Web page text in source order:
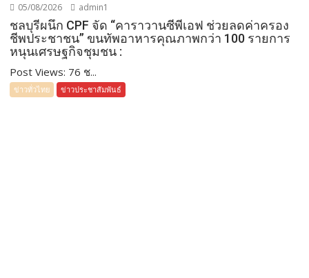
05/08/2026 admin1
ชลบุรีผนึก CPF จัด “คาราวานซีพีเอฟ ช่วยลดค่าครอง
ชีพประชาชน” ขนทัพอาหารคุณภาพกว่า 100 รายการ
หนุนเศรษฐกิจชุมชน :
Post Views: 76 ช...
ข่าวทั่วไทย ข่าวประชาสัมพันธ์